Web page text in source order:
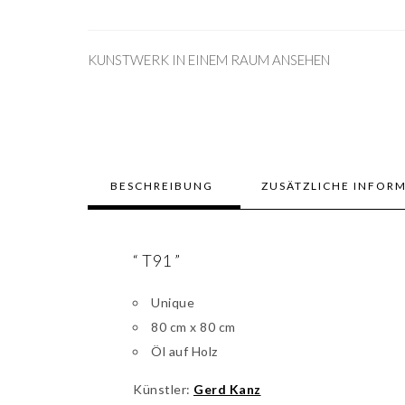
KUNSTWERK IN EINEM RAUM ANSEHEN
BESCHREIBUNG ZUSÄTZLICHE
“ T91 ”
Unique
80 cm x 80 cm
Öl auf Holz
Künstler: Gerd Kanz